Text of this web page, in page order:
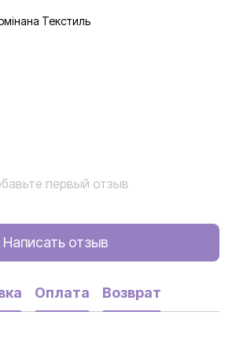
Текстиль
первый отзыв
Написать отзыв
Оплата Возврат